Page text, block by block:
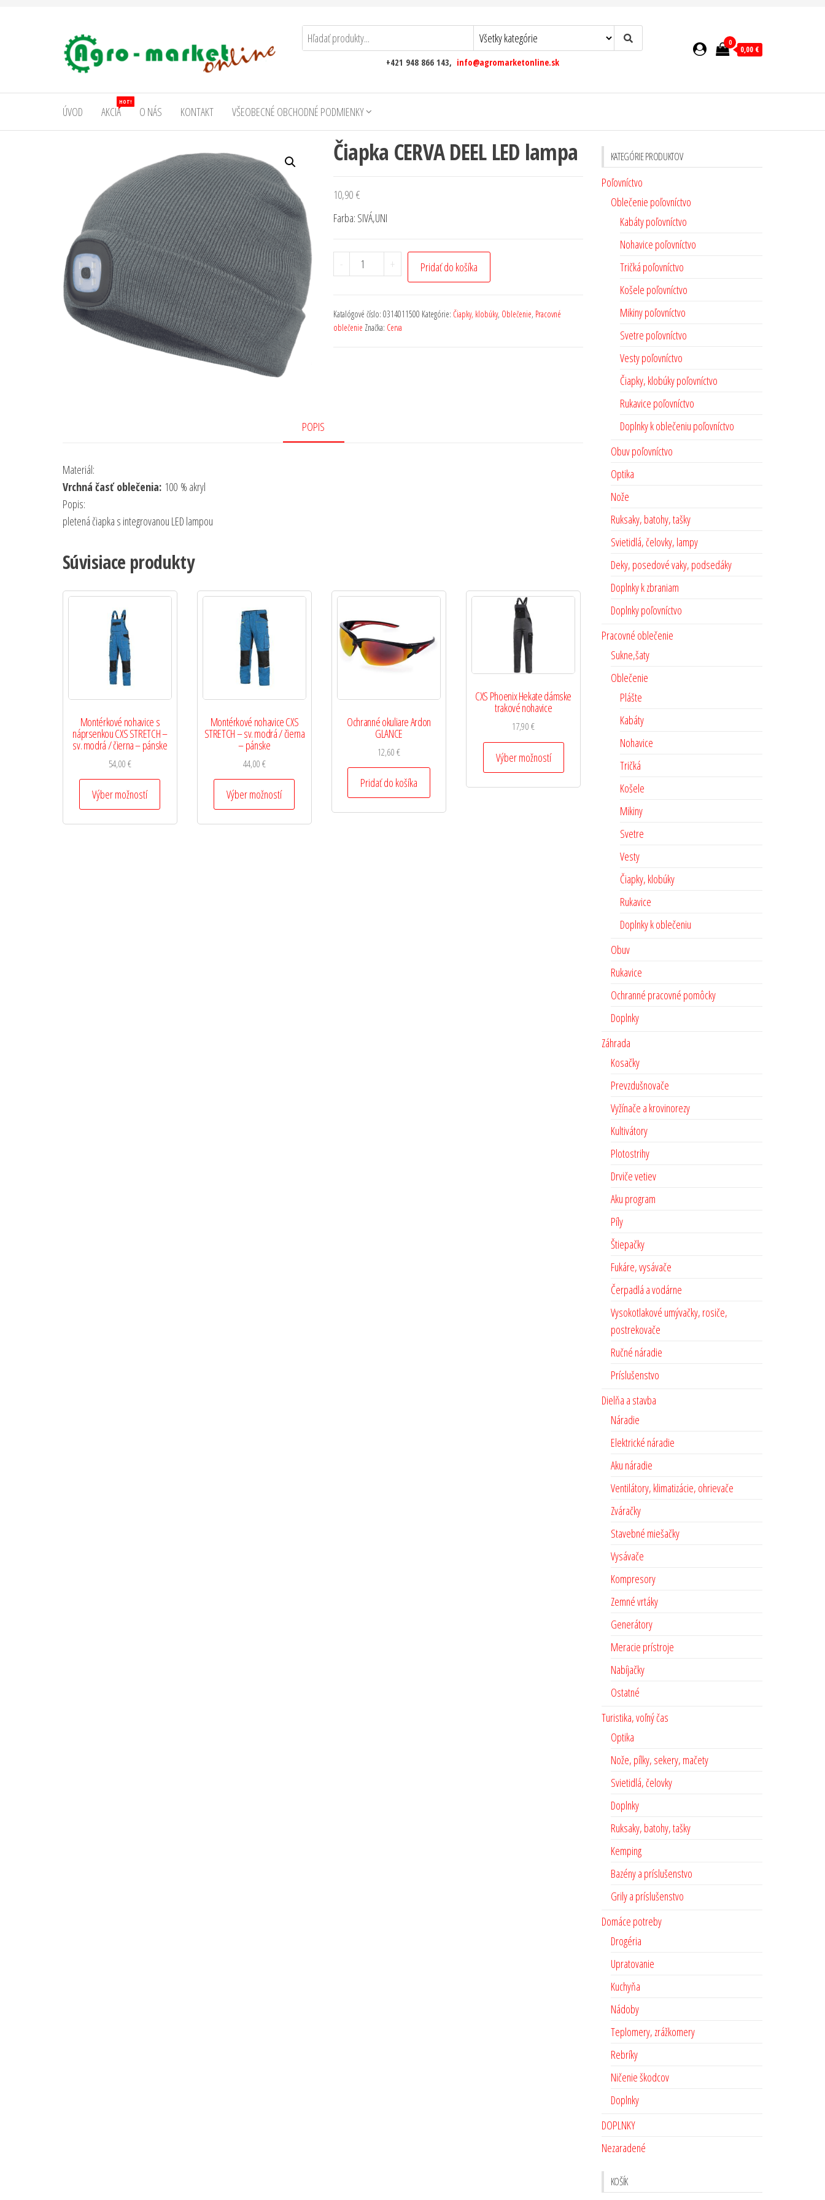
+421 948 866 143, info@agromarketonline.sk
0
0,00 €
ÚVOD AKCIA
HOT!
O NÁS KONTAKT VŠEOBECNÉ OBCHODNÉ PODMIENKY
Čiapka CERVA DEEL LED lampa
10,90 €
Farba: SIVÁ,UNI
- + Pridať do košíka
Katalógové číslo: 0314011500 Kategórie: Čiapky, klobúky, Oblečenie, Pracovné
oblečenie Značka: Cerva
POPIS
Materiál:
Vrchná časť oblečenia: 100 % akryl
Popis:
pletená čiapka s integrovanou LED lampou
Súvisiace produkty
Montérkové nohavice s
náprsenkou CXS STRETCH –
sv. modrá / čierna – pánske
54,00€
Výber možností
Montérkové nohavice CXS
STRETCH – sv. modrá / čierna
– pánske
44,00€
Výber možností
Ochranné okuliare Ardon
GLANCE
12,60€
Pridať do košíka
CXS Phoenix Hekate dámske
trakové nohavice
17,90€
Výber možností
KATEGÓRIE PRODUKTOV
Poľovníctvo
Oblečenie poľovníctvo
Kabáty poľovníctvo
Nohavice poľovníctvo
Tričká poľovníctvo
Košele poľovníctvo
Mikiny poľovníctvo
Svetre poľovníctvo
Vesty poľovníctvo
Čiapky, klobúky poľovníctvo
Rukavice poľovníctvo
Doplnky k oblečeniu poľovníctvo
Obuv poľovníctvo
Optika
Nože
Ruksaky, batohy, tašky
Svietidlá, čelovky, lampy
Deky, posedové vaky, podsedáky
Doplnky k zbraniam
Doplnky poľovníctvo
Pracovné oblečenie
Sukne,šaty
Oblečenie
Plášte
Kabáty
Nohavice
Tričká
Košele
Mikiny
Svetre
Vesty
Čiapky, klobúky
Rukavice
Doplnky k oblečeniu
Obuv
Rukavice
Ochranné pracovné pomôcky
Doplnky
Záhrada
Kosačky
Prevzdušnovače
Vyžínače a krovinorezy
Kultivátory
Plotostrihy
Drviče vetiev
Aku program
Píly
Štiepačky
Fukáre, vysávače
Čerpadlá a vodárne
Vysokotlakové umývačky, rosiče,
postrekovače
Ručné náradie
Príslušenstvo
Dielňa a stavba
Náradie
Elektrické náradie
Aku náradie
Ventilátory, klimatizácie, ohrievače
Zváračky
Stavebné miešačky
Vysávače
Kompresory
Zemné vrtáky
Generátory
Meracie prístroje
Nabíjačky
Ostatné
Turistika, voľný čas
Optika
Nože, pílky, sekery, mačety
Svietidlá, čelovky
Doplnky
Ruksaky, batohy, tašky
Kemping
Bazény a príslušenstvo
Grily a príslušenstvo
Domáce potreby
Drogéria
Upratovanie
Kuchyňa
Nádoby
Teplomery, zrážkomery
Rebríky
Ničenie škodcov
Doplnky
DOPLNKY
Nezaradené
KOŠÍK